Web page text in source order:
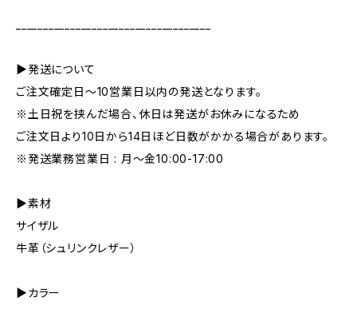
▶発送について
ご注文確定日〜10営業日以内の発送となります。
※土日祝を挟んだ場合、休日は発送がお休みになるため
ご注文日より10日から14日ほど日数がかかる場合があります。
※発送業務営業日 : 月～金10:00-17:00
▶素材
サイザル
牛革（シュリンクレザー）
▶カラー